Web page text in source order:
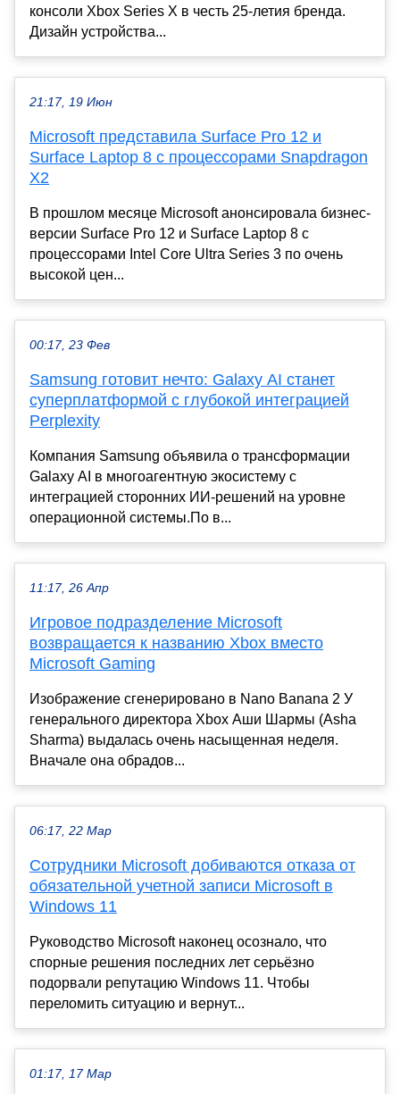
консоли Xbox Series X в честь 25-летия бренда.
Дизайн устройства...
21:17, 19 Июн
Microsoft представила Surface Pro 12 и
Surface Laptop 8 с процессорами Snapdragon
X2
В прошлом месяце Microsoft анонсировала бизнес-
версии Surface Pro 12 и Surface Laptop 8 с
процессорами Intel Core Ultra Series 3 по очень
высокой цен...
00:17, 23 Фев
Samsung готовит нечто: Galaxy AI станет
суперплатформой с глубокой интеграцией
Perplexity
Компания Samsung объявила о трансформации
Galaxy AI в многоагентную экосистему с
интеграцией сторонних ИИ-решений на уровне
операционной системы.По в...
11:17, 26 Апр
Игровое подразделение Microsoft
возвращается к названию Xbox вместо
Microsoft Gaming
Изображение сгенерировано в Nano Banana 2 У
генерального директора Xbox Аши Шармы (Asha
Sharma) выдалась очень насыщенная неделя.
Вначале она обрадов...
06:17, 22 Мар
Сотрудники Microsoft добиваются отказа от
обязательной учетной записи Microsoft в
Windows 11
Руководство Microsoft наконец осознало, что
спорные решения последних лет серьёзно
подорвали репутацию Windows 11. Чтобы
переломить ситуацию и вернут...
01:17, 17 Мар